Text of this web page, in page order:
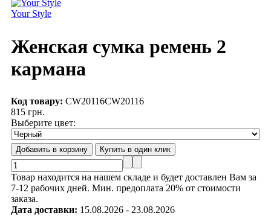
Your Style
Женская сумка ремень 2
кармана
Код товару: CW20116CW20116
815 грн.
Выберите цвет:
Товар находится на нашем складе и будет доставлен Вам за
7-12 рабочих дней. Мин. предоплата 20% от стоимости
заказа.
Дата доставки: 15.08.2026 - 23.08.2026